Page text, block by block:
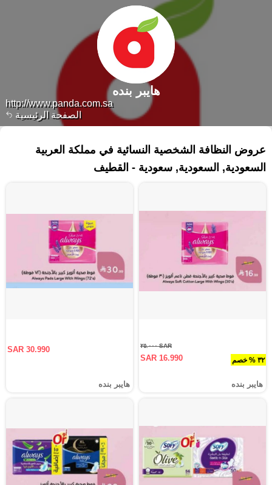
الصفحة الرئيسية
http://www.panda.com.sa
هايبر بنده
عروض النظافة الشخصية النسائية في مملكة العربية
السعودية, السعودية, سعودية - القطيف‎
٣٢ % خصم
SAR ٢٥.٠٠٠
SAR 16.990
هايبر بنده
SAR 30.990
هايبر بنده